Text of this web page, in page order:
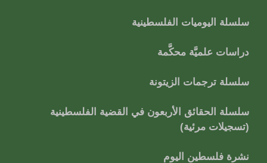
سلسلة اليوميات الفلسطينية
دراسات علميَّة محكَّمة
سلسلة ترجمات الزيتونة
سلسلة الحقائق الأربعون في القضية الفلسطينية
(تسجيلات مرئية)
نشرة فلسطين اليوم